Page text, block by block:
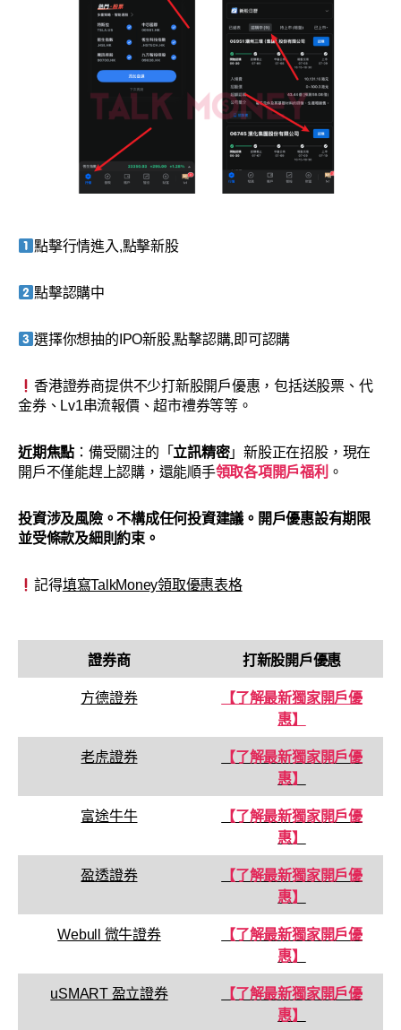
點擊行情進入,點擊新股
點擊認購中
選擇你想抽的IPO新股,點擊認購,即可認購
香港證券商提供不少打新股開戶優惠，包括送股票、代
金券、Lv1串流報價、超市禮券等等。
近期焦點 ：備受關注的「 立訊精密」新股正在招股，現在
開戶不僅能趕上認購，還能順手領取各項開戶福利 。
投資涉及風險。不構成任何投資建議 。開戶優惠設有期限
並受條款及細則約束。
記得填寫TalkMoney領取優惠表格
證券商 打新股開戶優惠
方德證券
【了解最新獨家開戶優
惠】
老虎證券
【了解最新獨家開戶優
惠】
富途牛牛
【了解最新獨家開戶優
惠】
盈透證券
【了解最新獨家開戶優
惠】
Webull 微牛證券
【了解最新獨家開戶優
惠】
uSMART 盈立證券
【了解最新獨家開戶優
惠】